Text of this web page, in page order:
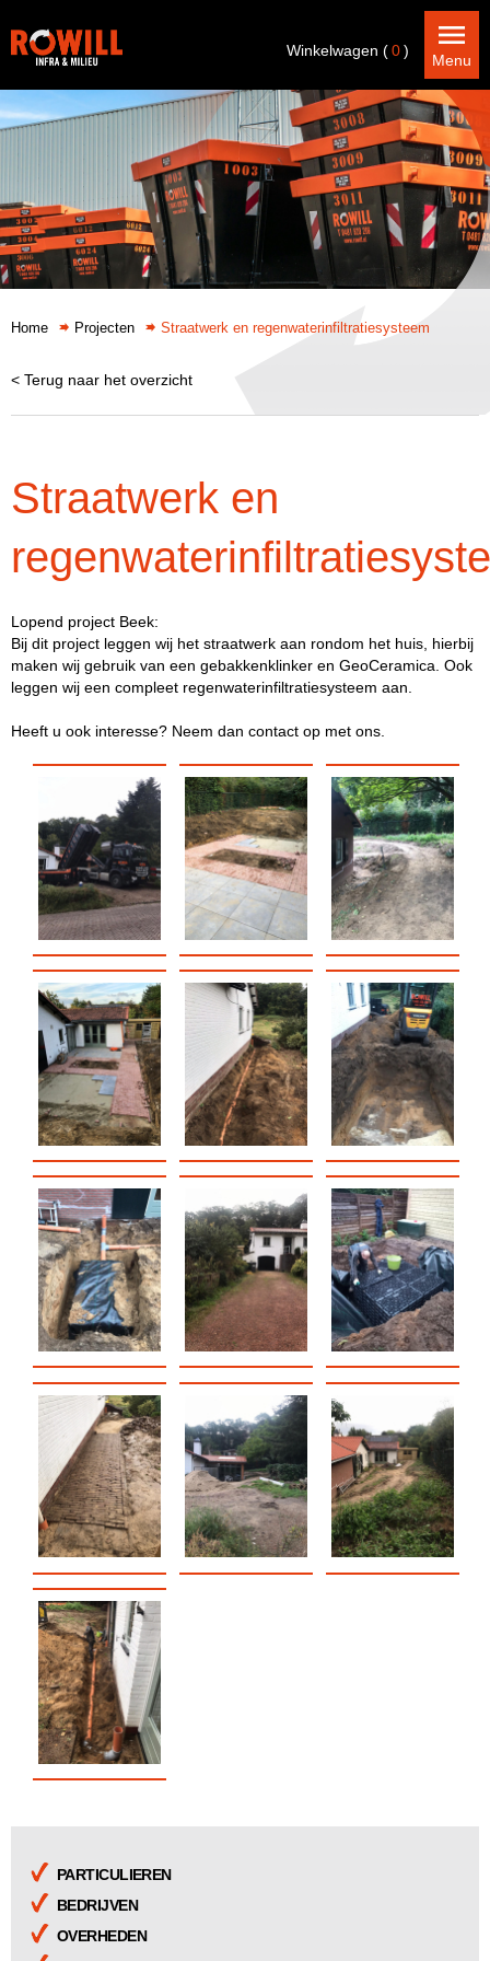
Winkelwagen (0)
Menu
Home Projecten Straatwerk en regenwaterinfiltratiesysteem
< Terug naar het overzicht
Straatwerk en
Lopend project Beek:
Bij dit project leggen wij het straatwerk aan rondom het huis, hierbij
maken wij gebruik van een gebakkenklinker en GeoCeramica. Ook
leggen wij een compleet regenwaterinfiltratiesysteem aan.
Heeft u ook interesse? Neem dan contact op met ons.
PARTICULIEREN
BEDRIJVEN
OVERHEDEN